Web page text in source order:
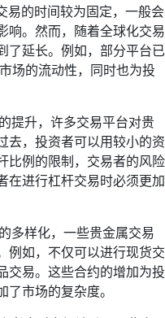
易的时间较为固定，一般会
响。然而，随着全球化交易
了延长。例如，部分平台已
场的流动性，同时也为投
提升，许多交易平台对贵
去，投资者可以用较小的资
比例的限制，交易者的风险
在进行杠杆交易时必须更加
多样化，一些贵金属交易
例如，不仅可以进行现货交
交易。这些合约的增加为投
市场的复杂度。